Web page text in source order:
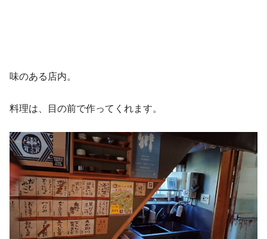
味のある店内。
料理は、目の前で作ってくれます。